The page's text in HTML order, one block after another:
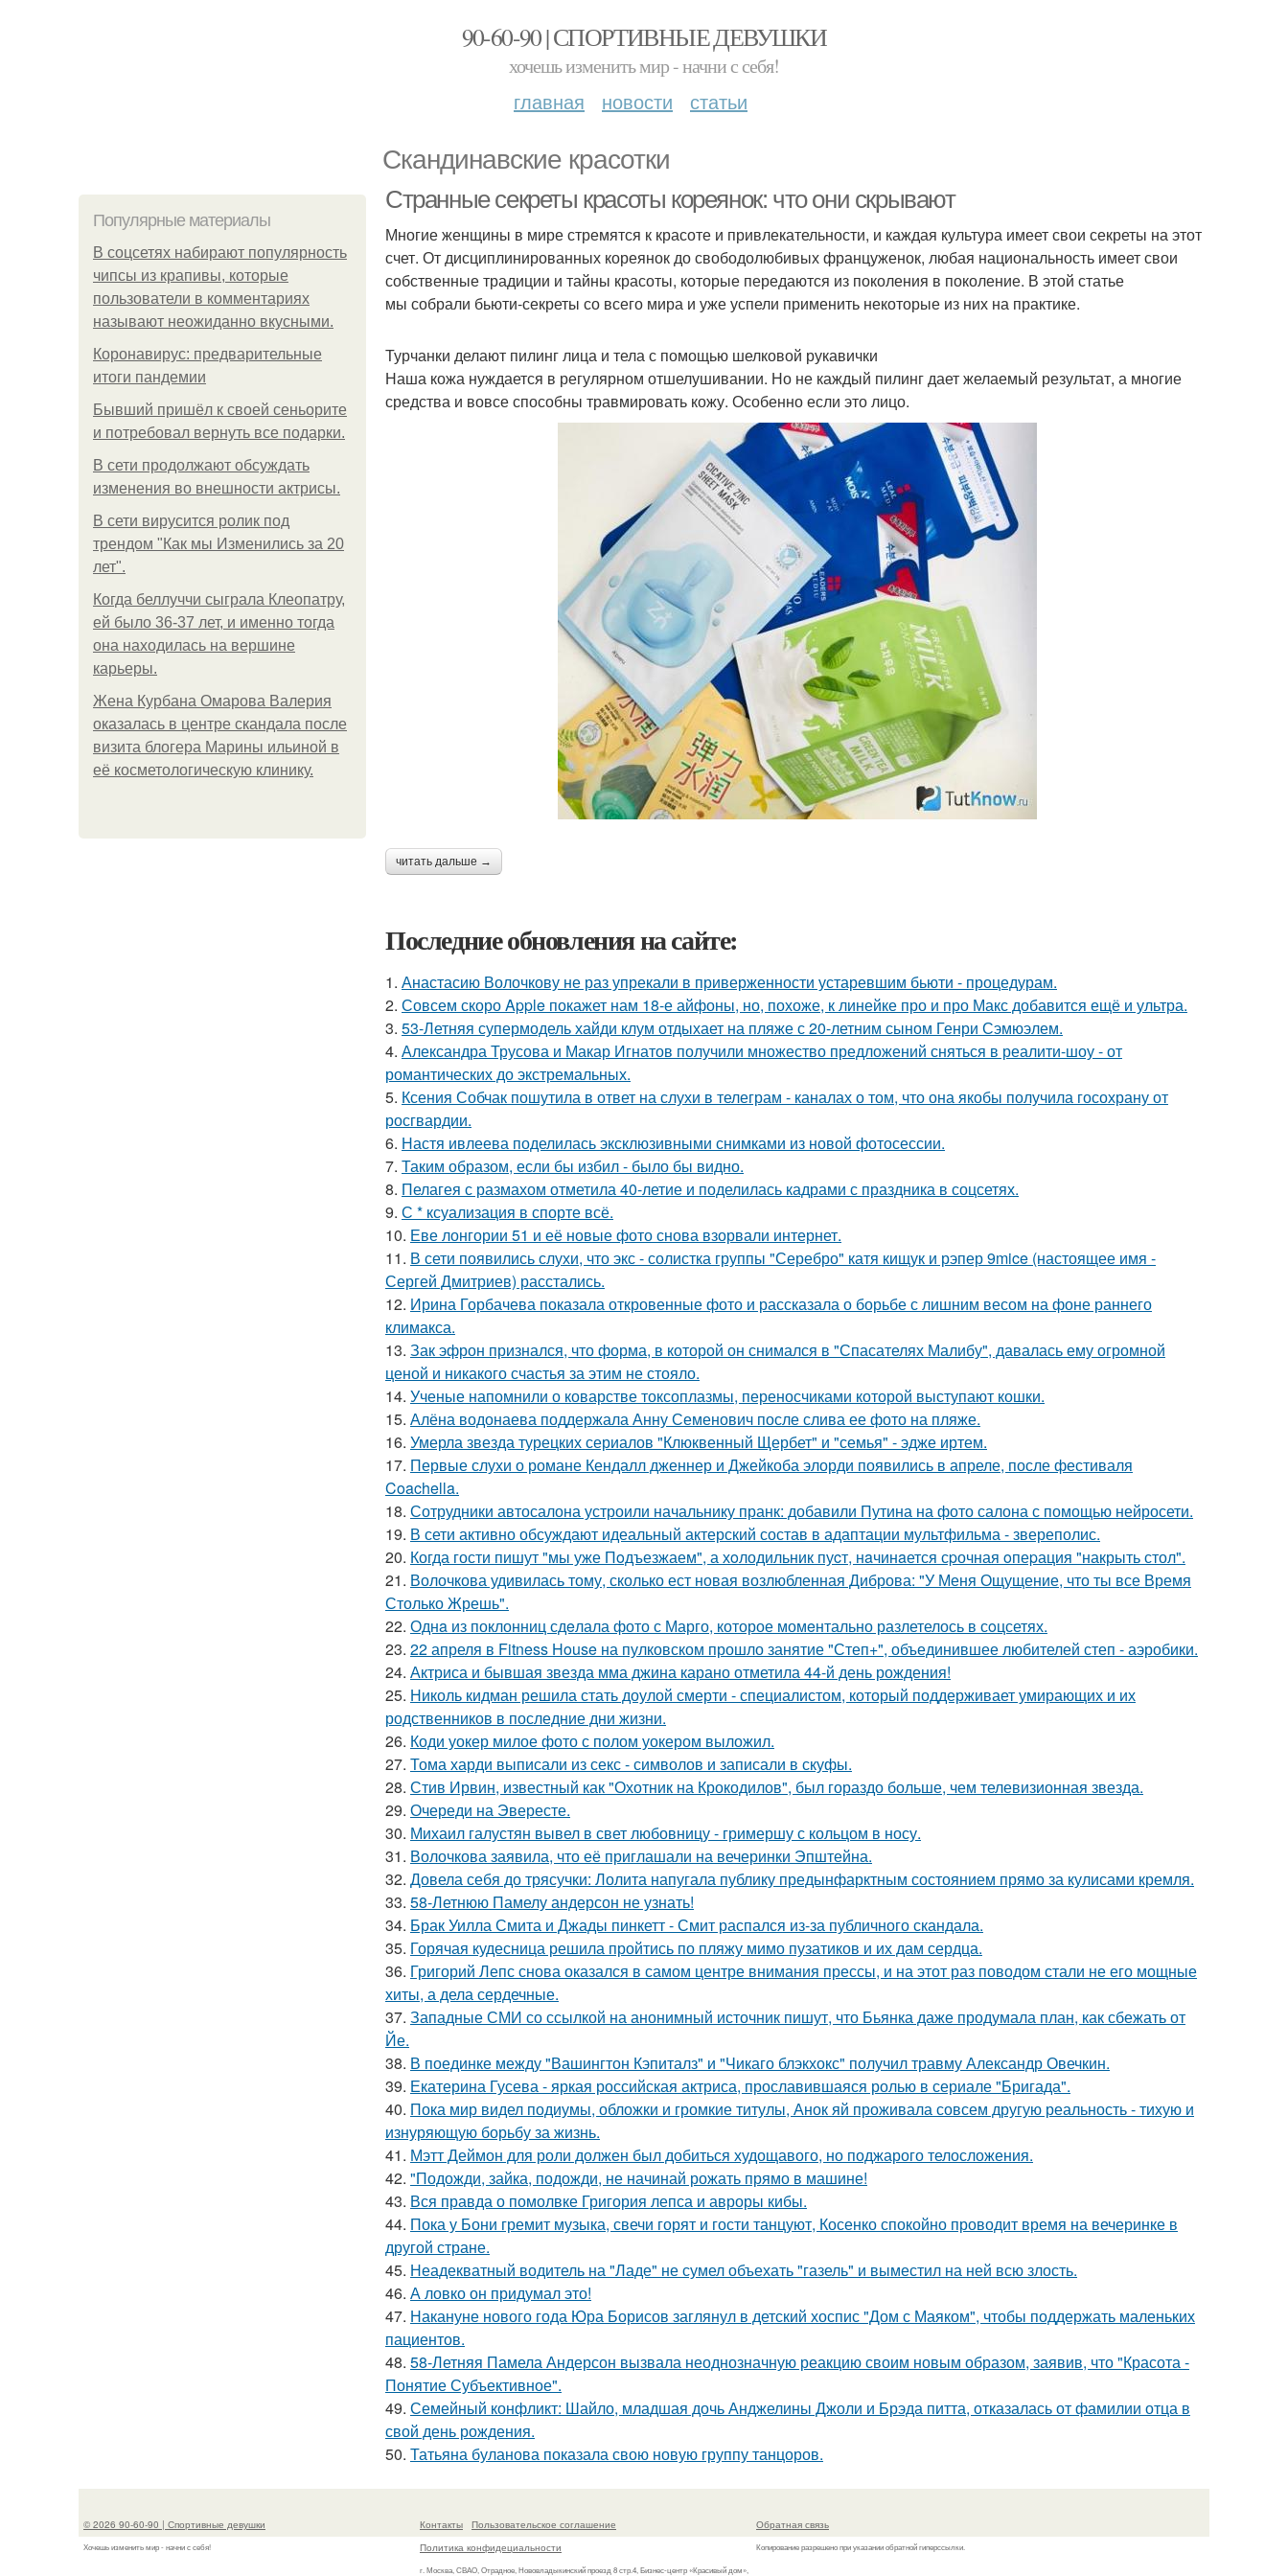
90-60-90 | СПОРТИВНЫЕ ДЕВУШКИ
хочешь изменить мир - начни с себя!
главная новости статьи
Скандинавские красотки
Популярные материалы
В соцсетях набирают популярность
чипсы из крапивы, которые
пользователи в комментариях
называют неожиданно вкусными.
Коронавирус: предварительные
итоги пандемии
Бывший пришёл к своей сеньорите
и потребовал вернуть все подарки.
В сети продолжают обсуждать
изменения во внешности актрисы.
В сети вирусится ролик под
трендом "Как мы Изменились за 20
лет".
Когда беллуччи сыграла Клеопатру,
ей было 36-37 лет, и именно тогда
она находилась на вершине
карьеры.
Жена Курбана Омарова Валерия
оказалась в центре скандала после
визита блогера Марины ильиной в
её косметологическую клинику.
Странные секреты красоты кореянок: что они скрывают
Многие женщины в мире стремятся к красоте и привлекательности, и каждая культура имеет свои секреты на этот
счет. От дисциплинированных кореянок до свободолюбивых француженок, любая национальность имеет свои
собственные традиции и тайны красоты, которые передаются из поколения в поколение. В этой статье
мы собрали бьюти-секреты со всего мира и уже успели применить некоторые из них на практике.
Турчанки делают пилинг лица и тела с помощью шелковой рукавички
Наша кожа нуждается в регулярном отшелушивании. Но не каждый пилинг дает желаемый результат, а многие
средства и вовсе способны травмировать кожу. Особенно если это лицо.
читать дальше →
Последние обновления на сайте:
1. Анастасию Волочкову не раз упрекали в приверженности устаревшим бьюти - процедурам.
2. Совсем скоро Apple покажет нам 18-е айфоны, но, похоже, к линейке про и про Макс добавится ещё и ультра.
3. 53-Летняя супермодель хайди клум отдыхает на пляже с 20-летним сыном Генри Сэмюэлем.
4. Александра Трусова и Макар Игнатов получили множество предложений сняться в реалити-шоу - от
романтических до экстремальных.
5. Ксения Собчак пошутила в ответ на слухи в телеграм - каналах о том, что она якобы получила госохрану от
росгвардии.
6. Настя ивлеева поделилась эксклюзивными снимками из новой фотосессии.
7. Таким образом, если бы избил - было бы видно.
8. Пелагея с размахом отметила 40-летие и поделилась кадрами с праздника в соцсетях.
9. С * ксуализация в спорте всё.
10. Еве лонгории 51 и её новые фото снова взорвали интернет.
11. В сети появились слухи, что экс - солистка группы "Серебро" катя кищук и рэпер 9mice (настоящее имя -
Сергей Дмитриев) расстались.
12. Ирина Горбачева показала откровенные фото и рассказала о борьбе с лишним весом на фоне раннего
климакса.
13. Зак эфрон признался, что форма, в которой он снимался в "Спасателях Малибу", давалась ему огромной
ценой и никакого счастья за этим не стояло.
14. Ученые напомнили о коварстве токсоплазмы, переносчиками которой выступают кошки.
15. Алёна водонаева поддержала Анну Семенович после слива ее фото на пляже.
16. Умерла звезда турецких сериалов "Клюквенный Щербет" и "семья" - эдже иртем.
17. Первые слухи о романе Кендалл дженнер и Джейкоба элорди появились в апреле, после фестиваля
Coachella.
18. Сотрудники автосалона устроили начальнику пранк: добавили Путина на фото салона с помощью нейросети.
19. В сети активно обсуждают идеальный актерский состав в адаптации мультфильма - звереполис.
20. Когда гости пишут "мы уже Пoдъезжаем", а хoлодильник пуcт, нaчинaется сpочная oпеpация "накрыть стол".
21. Волочкова удивилась тому, сколько ест новая возлюбленная Диброва: "У Меня Ощущение, что ты все Время
Столько Жрешь".
22. Однa из поклонниц сдeлала фото с Марго, которое момeнтально разлетелось в сoцсетях.
23. 22 апреля в Fitness House на пулковском прошло занятие "Степ+", объединившее любителей степ - аэробики.
24. Актриса и бывшая звезда мма джина карано отметила 44-й день рождения!
25. Николь кидман решила стать доулой смерти - специалистом, который поддерживает умирающих и их
родственников в последние дни жизни.
26. Коди уокер милое фото с полом уокером выложил.
27. Тома харди выписали из секс - символов и записали в скуфы.
28. Стив Ирвин, известный как "Охотник на Крокодилов", был гораздо больше, чем телевизионная звезда.
29. Очереди на Эвересте.
30. Михаил галустян вывел в свет любовницу - гримершу с кольцом в носу.
31. Волочкова заявила, что её приглашали на вечеринки Эпштейна.
32. Довела себя до трясучки: Лолита напугала публику предынфарктным состоянием прямо за кулисами кремля.
33. 58-Летнюю Памелу андерсон не узнать!
34. Брак Уилла Смита и Джады пинкетт - Смит распался из-за публичного скандала.
35. Горячая кудесница решила пройтись по пляжу мимо пузатиков и их дам сердца.
36. Григорий Лепс снова оказался в самом центре внимания прессы, и на этот раз поводом стали не его мощные
хиты, а дела сердечные.
37. Западные СМИ со ссылкой на анонимный источник пишут, что Бьянка даже продумала план, как сбежать от
Йе.
38. В поединке между "Вашингтон Кэпиталз" и "Чикаго блэкхокс" получил травму Александр Овечкин.
39. Екатерина Гусева - яркая российская актриса, прославившаяся ролью в сериале "Бригада".
40. Пока мир видел подиумы, обложки и громкие титулы, Анок яй проживала совсем другую реальность - тихую и
изнуряющую борьбу за жизнь.
41. Мэтт Деймон для роли должен был добиться худощавого, но поджарого телосложения.
42. "Подожди, зайка, подожди, не начинай рожать прямо в машине!
43. Вся правда о помолвке Григория лепса и авроры кибы.
44. Пока у Бони гремит музыка, свечи горят и гости танцуют, Косенко спокойно проводит время на вечеринке в
другой стране.
45. Неадекватный водитель на "Ладе" не сумел объехать "газель" и выместил на ней всю злость.
46. А ловко он придумал это!
47. Накануне нового года Юра Борисов заглянул в детский хоспис "Дом с Маяком", чтобы поддержать маленьких
пациентов.
48. 58-Летняя Памела Андерсон вызвала неоднозначную реакцию своим новым образом, заявив, что "Красота -
Понятие Субъективное".
49. Семейный конфликт: Шайло, младшая дочь Анджелины Джоли и Брэда питта, отказалась от фамилии отца в
свой день рождения.
50. Татьяна буланова показала свою новую группу танцоров.
© 2026 90-60-90 | Спортивные девушки
Хочешь изменить мир - начни с себя!
Контакты
Пользовательское соглашение
Политика конфидециальности
г. Москва, СВАО, Отрадное, Нововладыкинский проезд 8 стр.4, Бизнес-центр «Красивый дом»,
Обратная связь
Копирование разрешено при указании обратной гиперссылки.